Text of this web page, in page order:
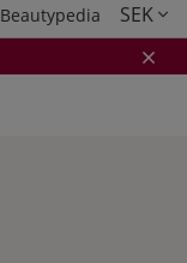
Beautypedia SEK